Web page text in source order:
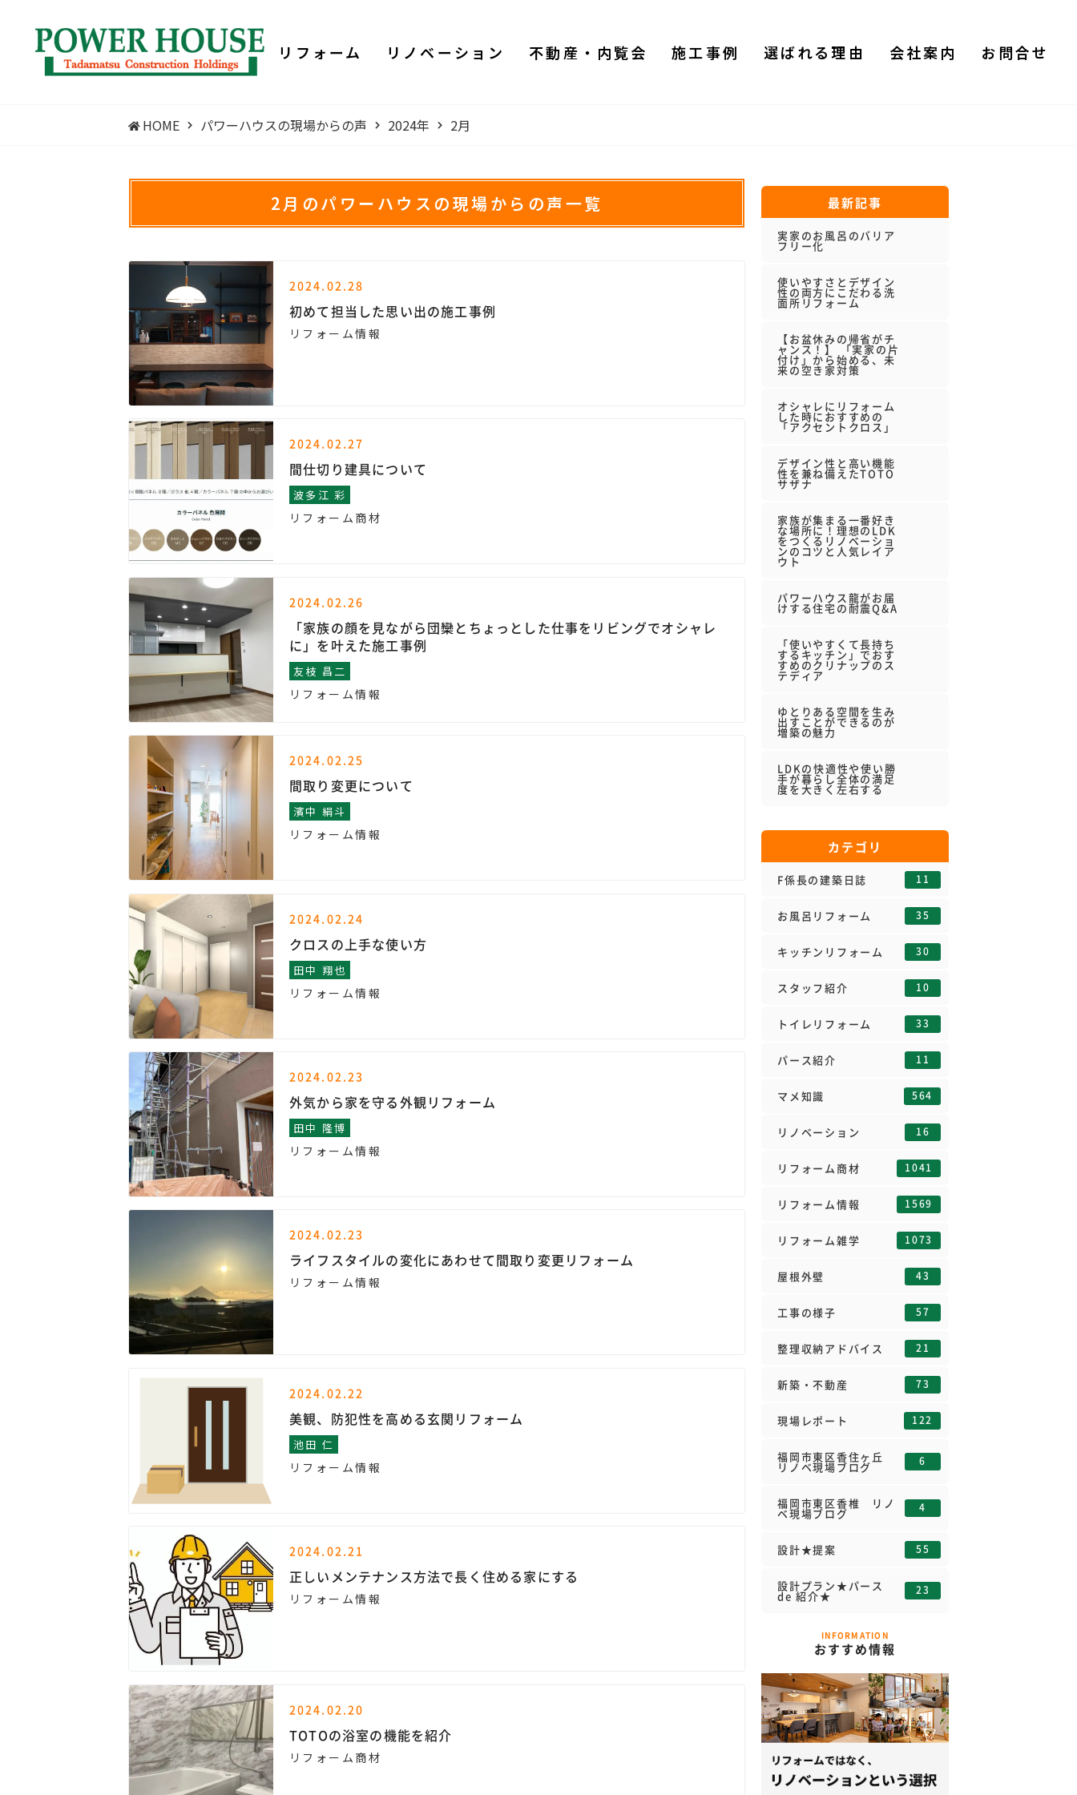
リフォーム リノベーション 不動産・内覧会 施工事例 選ばれる理由 会社案内 お問合せ
HOME パワーハウスの現場からの声 2024年 2月
2月のパワーハウスの現場からの声一覧
2024.02.28
初めて担当した思い出の施工事例
リフォーム情報
2024.02.27
間仕切り建具について
波多江 彩
リフォーム商材
2024.02.26
「家族の顔を見ながら団欒とちょっとした仕事をリビングでオシャレ
に」を叶えた施工事例
友枝 昌二
リフォーム情報
2024.02.25
間取り変更について
濱中 絹斗
リフォーム情報
2024.02.24
クロスの上手な使い方
田中 翔也
リフォーム情報
2024.02.23
外気から家を守る外観リフォーム
田中 隆博
リフォーム情報
2024.02.23
ライフスタイルの変化にあわせて間取り変更リフォーム
リフォーム情報
2024.02.22
美観、防犯性を高める玄関リフォーム
池田 仁
リフォーム情報
2024.02.21
正しいメンテナンス方法で長く住める家にする
リフォーム情報
2024.02.20
TOTOの浴室の機能を紹介
リフォーム商材
最新記事
実家のお風呂のバリア
フリー化
使いやすさとデザイン
性の両方にこだわる洗
面所リフォーム
【お盆休みの帰省がチ
ャンス！】 「実家の片
付け」から始める、未
来の空き家対策
オシャレにリフォーム
した時におすすめの
「アクセントクロス」
デザイン性と高い機能
性を兼ね備えたTOTO
サザナ
家族が集まる一番好き
な場所に！理想のLDK
をつくるリノベーショ
ンのコツと人気レイア
ウト
パワーハウス龍がお届
けする住宅の耐震Q&A
「使いやすくて長持ち
するキッチン」でおす
すめのクリナップのス
テディア
ゆとりある空間を生み
出すことができるのが
増築の魅力
LDKの快適性や使い勝
手が暮らし全体の満足
度を大きく左右する
カテゴリ
F係長の建築日誌 11
お風呂リフォーム 35
キッチンリフォーム 30
スタッフ紹介 10
トイレリフォーム 33
パース紹介 11
マメ知識 564
リノベーション 16
リフォーム商材 1041
リフォーム情報 1569
リフォーム雑学 1073
屋根外壁 43
工事の様子 57
整理収納アドバイス 21
新築・不動産 73
現場レポート 122
福岡市東区香住ヶ丘
リノベ現場ブログ 6
福岡市東区香椎 リノ
ベ現場ブログ 4
設計★提案 55
設計プラン★パース
de 紹介★ 23
INFORMATION
おすすめ情報